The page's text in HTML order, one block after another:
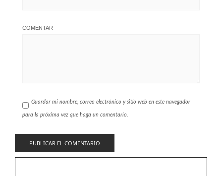
COMENTAR
Guardar mi nombre, correo electrónico y sitio web en este navegador
para la próxima vez que haga un comentario.